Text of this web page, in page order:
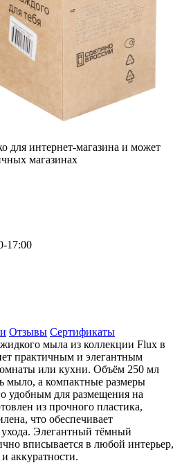
для интернет-магазина и может
магазинах
17:00
Отзывы Сертификаты
мыла из коллекции Flux в
практичным и элегантным
или кухни. Объём 250 мл
мыло, а компактные размеры
удобным для размещения на
из прочного пластика,
что обеспечивает
ухода. Элегантный тёмный
вписывается в любой интерьер,
аккуратности.